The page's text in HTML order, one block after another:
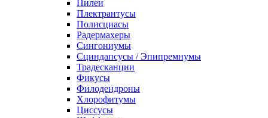
Пилеи
Плектрантусы
Полисциасы
Радермахеры
Сингониумы
Сциндапсусы / Эпипремнумы
Традесканции
Фикусы
Филодендроны
Хлорофитумы
Циссусы